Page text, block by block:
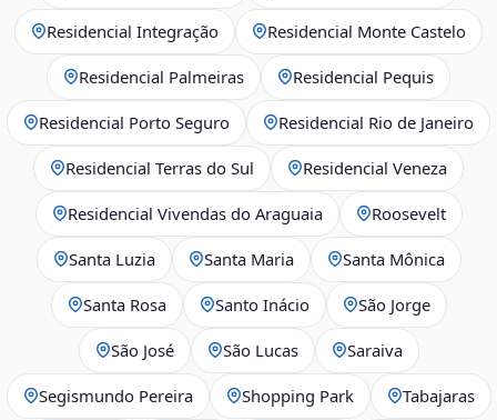
Residencial Integração Residencial Monte Castelo
Residencial Palmeiras Residencial Pequis
Residencial Porto Seguro Residencial Rio de Janeiro
Residencial Terras do Sul Residencial Veneza
Residencial Vivendas do Araguaia Roosevelt
Santa Luzia Santa Maria Santa Mônica
Santa Rosa Santo Inácio São Jorge
São José São Lucas Saraiva
Segismundo Pereira Shopping Park Tabajaras